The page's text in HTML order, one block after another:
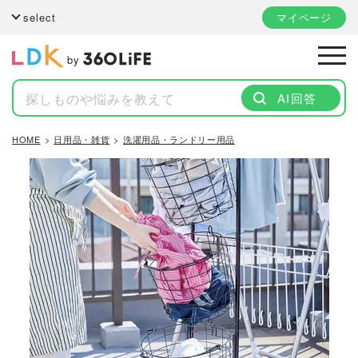
select マイページ
by
AI回答
HOME 日用品・雑貨 洗濯用品・ランドリー用品